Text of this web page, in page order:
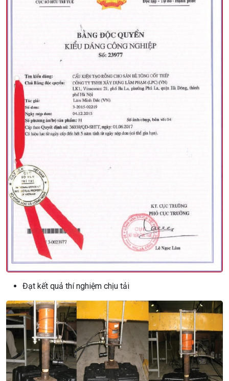
Đạt kết quả thí nghiệm chịu tải